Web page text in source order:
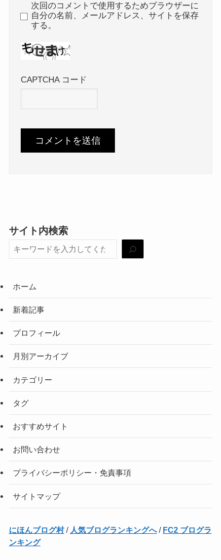
次回のコメントで使用するためブラウザーに
自分の名前、メールアドレス、サイトを保存
する。
CAPTCHA コード
サイト内検索
ホーム
新着記事
プロフィール
月別アーカイブ
カテゴリー
タグ
おすすめサイト
お問い合わせ
プライバシーポリシー・免責事項
サイトマップ
にほんブログ村/ 人気ブログランキングへ/ FC2 ブログラ
ンキング